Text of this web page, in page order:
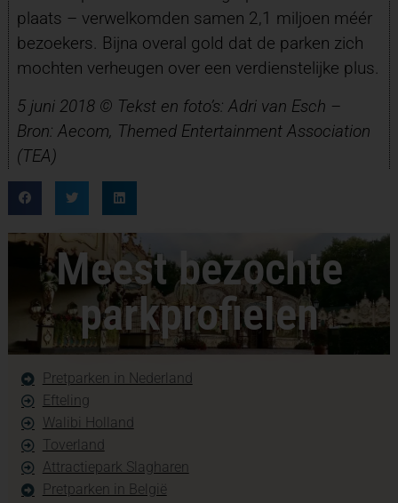
plaats – verwelkomden samen 2,1 miljoen méér
bezoekers. Bijna overal gold dat de parken zich
mochten verheugen over een verdienstelijke plus.
5 juni 2018 © Tekst en foto’s: Adri van Esch –
Bron: Aecom, Themed Entertainment Association
(TEA)
Meest bezochte
parkprofielen
Pretparken in Nederland
Efteling
Walibi Holland
Toverland
Attractiepark Slagharen
Pretparken in België